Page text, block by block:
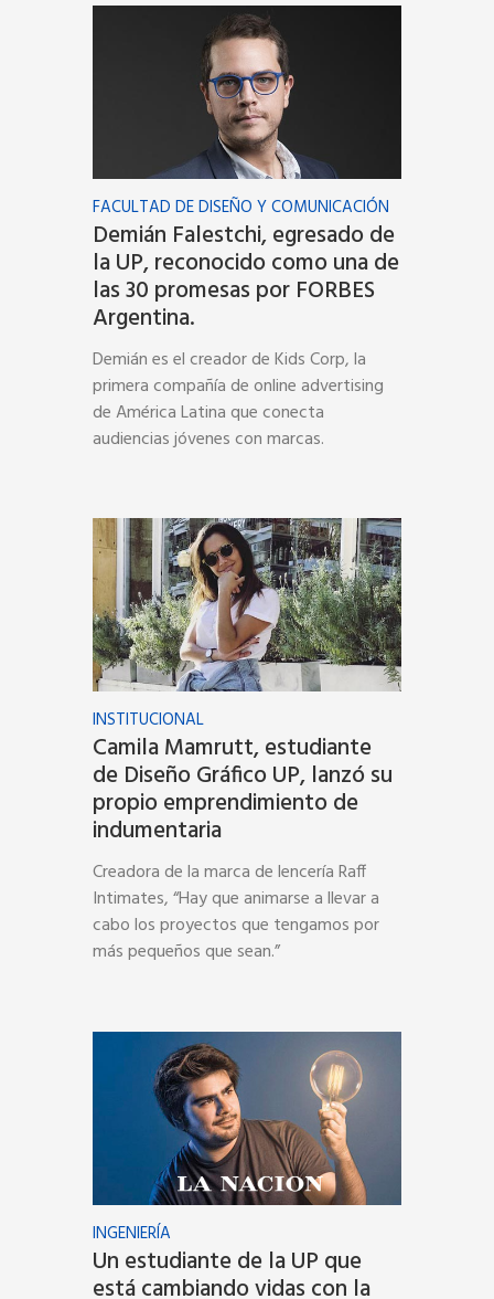
FACULTAD DE DISEÑO Y COMUNICACIÓN
Demián Falestchi, egresado de
la UP, reconocido como una de
las 30 promesas por FORBES
Argentina.
Demián es el creador de Kids Corp, la
primera compañía de online advertising
de América Latina que conecta
audiencias jóvenes con marcas.
INSTITUCIONAL
Camila Mamrutt, estudiante
de Diseño Gráfico UP, lanzó su
propio emprendimiento de
indumentaria
Creadora de la marca de lencería Raff
Intimates, “Hay que animarse a llevar a
cabo los proyectos que tengamos por
más pequeños que sean.”
INGENIERÍA
Un estudiante de la UP que
está cambiando vidas con la